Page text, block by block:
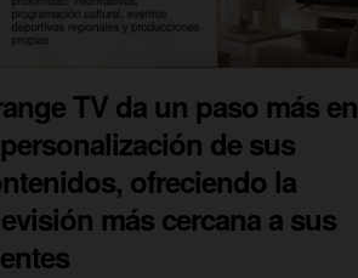
TV da un paso más en
de sus
ofreciendo la
más cercana a sus